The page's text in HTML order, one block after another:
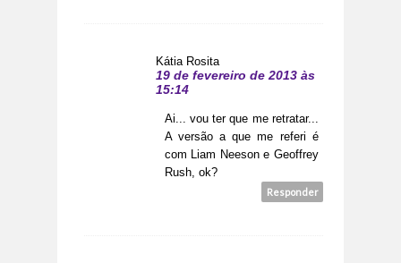
Kátia Rosita
19 de fevereiro de 2013 às
15:14
Ai... vou ter que me retratar...
A versão a que me referi é
com Liam Neeson e Geoffrey
Rush, ok?
Responder